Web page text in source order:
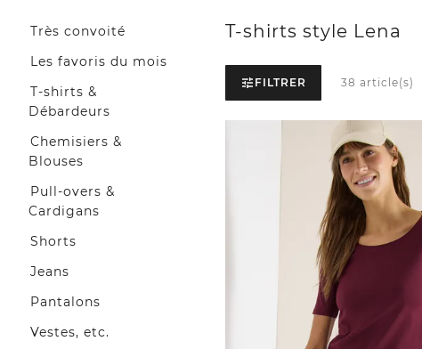
Très convoité
Les favoris du mois
T-shirts &
Débardeurs
Chemisiers &
Blouses
Pull-overs &
Cardigans
Shorts
Jeans
Pantalons
Vestes, etc.
T-shirts style Lena
FILTRER 38 article(s)